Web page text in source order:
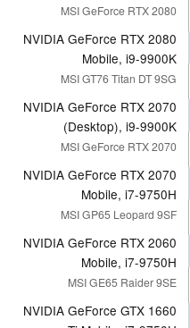
MSI GeForce RTX 2080
NVIDIA GeForce RTX 2080
Mobile, i9-9900K
MSI GT76 Titan DT 9SG
NVIDIA GeForce RTX 2070
(Desktop), i9-9900K
MSI GeForce RTX 2070
NVIDIA GeForce RTX 2070
Mobile, i7-9750H
MSI GP65 Leopard 9SF
NVIDIA GeForce RTX 2060
Mobile, i7-9750H
MSI GE65 Raider 9SE
NVIDIA GeForce GTX 1660